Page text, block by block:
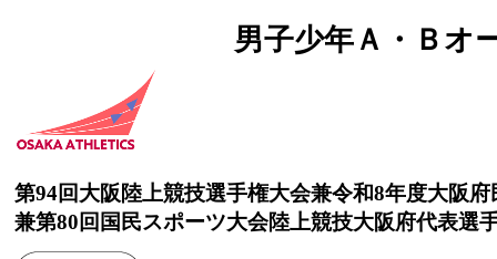
男子少年Ａ・Ｂオ
第94回大阪陸上競技選手権大会兼令和8年度大阪
兼第80回国民スポーツ大会陸上競技大阪府代表選